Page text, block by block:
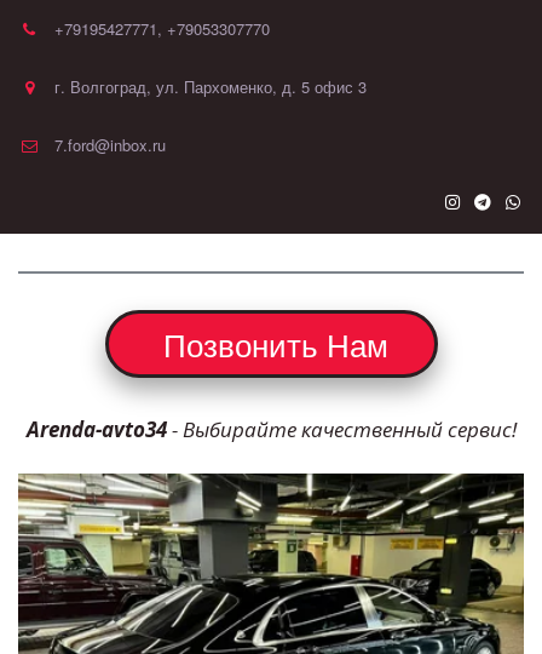
+79195427771, +79053307770
г. Волгоград, ул. Пархоменко, д. 5 офис 3
7.ford@inbox.ru
   Позвонить Нам
Arenda-avto34 - Выбирайте качественный сервис!